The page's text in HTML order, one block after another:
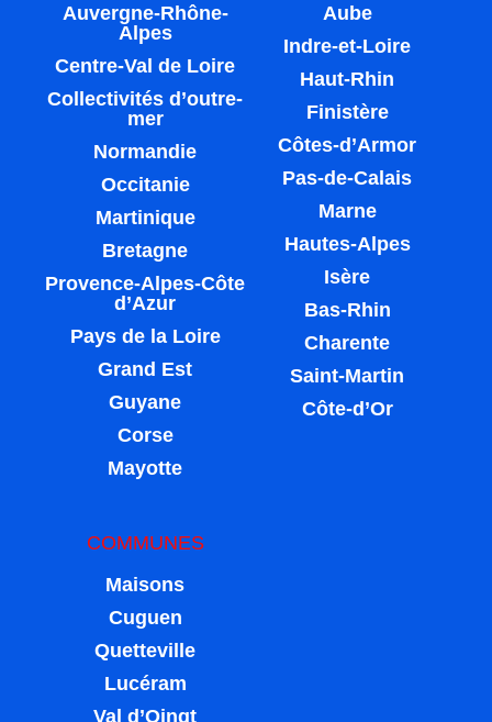
Auvergne-Rhône-
Alpes
Centre-Val de Loire
Collectivités d’outre-
mer
Normandie
Occitanie
Martinique
Bretagne
Provence-Alpes-Côte
d’Azur
Pays de la Loire
Grand Est
Guyane
Corse
Mayotte
Aube
Indre-et-Loire
Haut-Rhin
Finistère
Côtes-d’Armor
Pas-de-Calais
Marne
Hautes-Alpes
Isère
Bas-Rhin
Charente
Saint-Martin
Côte-d’Or
COMMUNES
Maisons
Cuguen
Quetteville
Lucéram
Val d’Oingt